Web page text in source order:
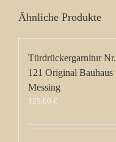
Ähnliche Produkte
Türdrückergarnitur Nr.
121 Original Bauhaus
Messing
125,00 €